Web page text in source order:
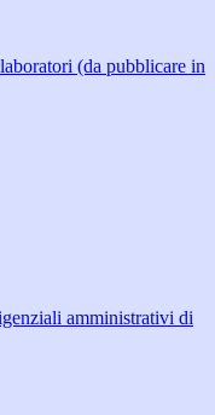
(da pubblicare in
amministrativi di